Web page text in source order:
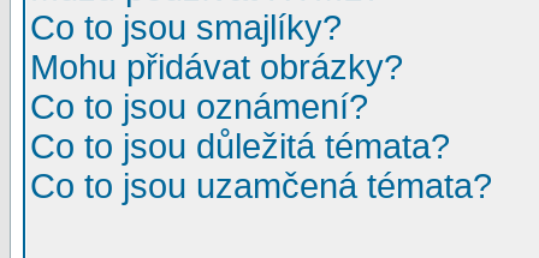
Co to jsou smajlíky?
Mohu přidávat obrázky?
Co to jsou oznámení?
Co to jsou důležitá témata?
Co to jsou uzamčená témata?